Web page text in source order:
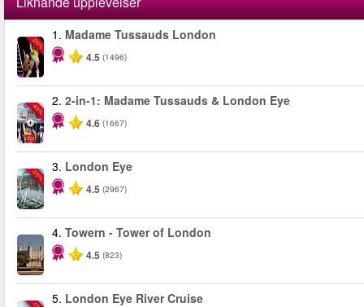
-25%
1. Madame Tussauds London
4.5 (1496)
-40%
2. 2-in-1: Madame Tussauds & London Eye
4.6 (1667)
-25%
3. London Eye
4.5 (2967)
4. Towern - Tower of London
4.5 (823)
5. London Eye River Cruise